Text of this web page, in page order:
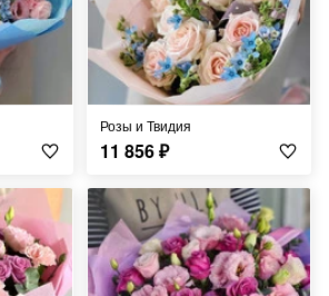
Розы и Твидия
11 856₽